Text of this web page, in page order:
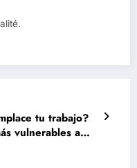
tu trabajo?
vulnerables a